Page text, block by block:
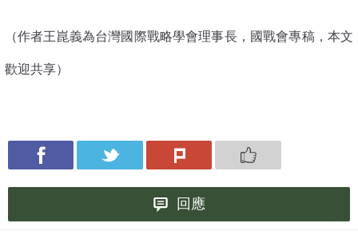
（作者王崑義為台灣國際戰略學會理事長，國戰會專稿，本文
歡迎共享）
回應